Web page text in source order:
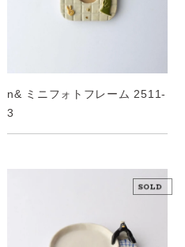
n& ミニフォトフレーム 2511-
3